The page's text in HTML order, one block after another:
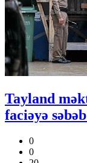
Tayland
faciəyə
0
0